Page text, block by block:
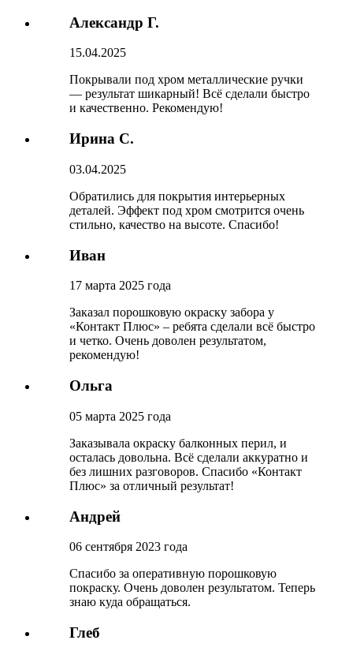
Александр Г.
15.04.2025
Покрывали под хром металлические ручки
— результат шикарный! Всё сделали быстро
и качественно. Рекомендую!
Ирина С.
03.04.2025
Обратились для покрытия интерьерных
деталей. Эффект под хром смотрится очень
стильно, качество на высоте. Спасибо!
Иван
17 марта 2025 года
Заказал порошковую окраску забора у
«Контакт Плюс» – ребята сделали всё быстро
и четко. Очень доволен результатом,
рекомендую!
Ольга
05 марта 2025 года
Заказывала окраску балконных перил, и
осталась довольна. Всё сделали аккуратно и
без лишних разговоров. Спасибо «Контакт
Плюс» за отличный результат!
Андрей
06 сентября 2023 года
Спасибо за оперативную порошковую
покраску. Очень доволен результатом. Теперь
знаю куда обращаться.
Глеб